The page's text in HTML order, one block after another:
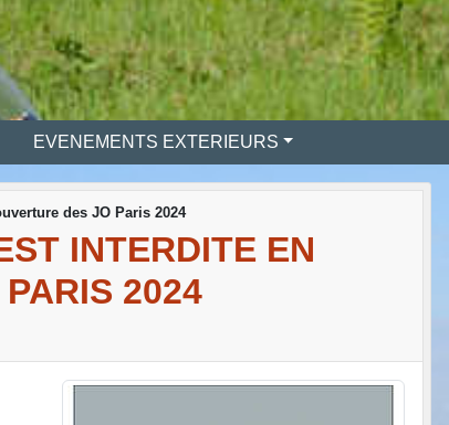
EVENEMENTS EXTERIEURS
des JO Paris 2024
INTERDITE EN
2024